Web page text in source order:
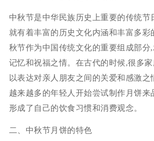
中秋节是中华民族历史上重要的传统节
就有着丰富的历史文化内涵和丰富多彩
秋节作为中国传统文化的重要组成部分
记忆和祝福之情。在古代的时候,很多
以表达对亲人朋友之间的关爱和感激之
越来越多的年轻人开始尝试制作月饼来
形成了自己的饮食习惯和消费观念。
二、中秋节月饼的特色